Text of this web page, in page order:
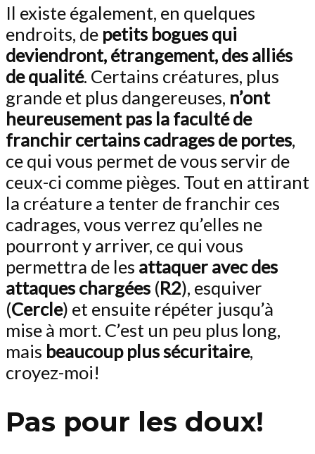
Il existe également, en quelques
endroits, de petits bogues qui
deviendront, étrangement, des alliés
de qualité. Certains créatures, plus
grande et plus dangereuses, n’ont
heureusement pas la faculté de
franchir certains cadrages de portes,
ce qui vous permet de vous servir de
ceux-ci comme pièges. Tout en attirant
la créature a tenter de franchir ces
cadrages, vous verrez qu’elles ne
pourront y arriver, ce qui vous
permettra de les attaquer avec des
attaques chargées (R2), esquiver
(Cercle) et ensuite répéter jusqu’à
mise à mort. C’est un peu plus long,
mais beaucoup plus sécuritaire,
croyez-moi!
Pas pour les doux!